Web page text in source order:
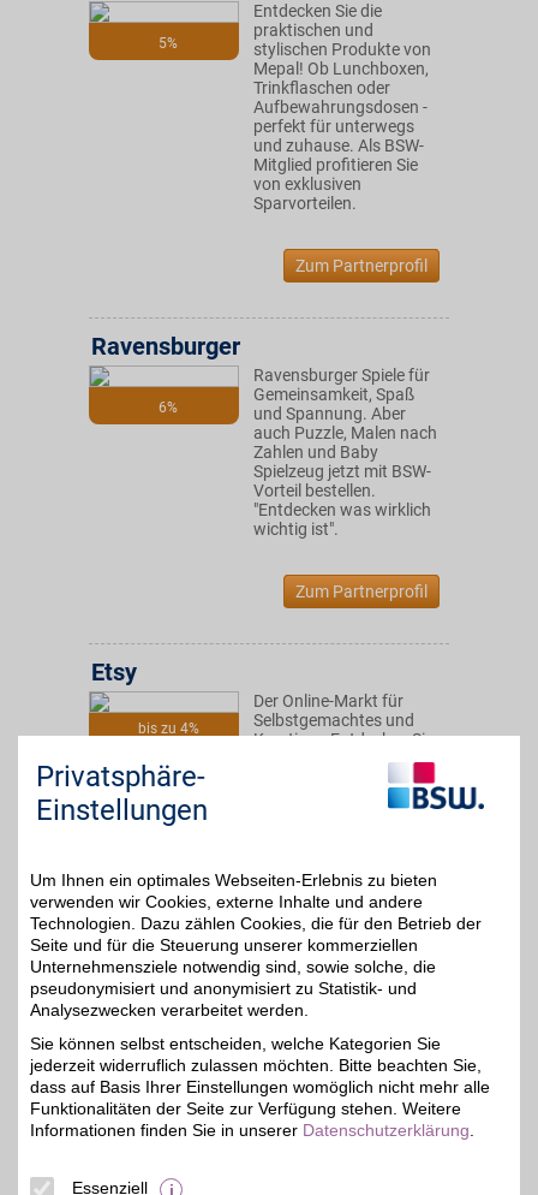
5%
Entdecken Sie die
praktischen und
stylischen Produkte von
Mepal! Ob Lunchboxen,
Trinkflaschen oder
Aufbewahrungsdosen -
perfekt für unterwegs
und zuhause. Als BSW-
Mitglied profitieren Sie
von exklusiven
Sparvorteilen.
Zum Partnerprofil
6%
Ravensburger
Ravensburger Spiele für
Gemeinsamkeit, Spaß
und Spannung. Aber
auch Puzzle, Malen nach
Zahlen und Baby
Spielzeug jetzt mit BSW-
Vorteil bestellen.
"Entdecken was wirklich
wichtig ist".
Zum Partnerprofil
bis zu 4%
Etsy
Der Online-Markt für
Selbstgemachtes und
Kreatives: Entdecken Sie
handgefertigte Unikate
und kreative Designs aus
nutzen!
Zum Partnerprofil
Lieblingsfoto.de
Haarscharfe
Druckqualität auf
verschiedensten
Untergründen zum
kleinen Preis. Stöbern Sie
durch die Kategorien und
Privatsphäre-
Einstellungen
Um Ihnen ein optimales Webseiten-Erlebnis zu bieten
verwenden wir Cookies, externe Inhalte und andere
Technologien. Dazu zählen Cookies, die für den Betrieb der
Seite und für die Steuerung unserer kommerziellen
Unternehmensziele notwendig sind, sowie solche, die
pseudonymisiert und anonymisiert zu Statistik- und
Analysezwecken verarbeitet werden.
Sie können selbst entscheiden, welche Kategorien Sie
jederzeit widerruflich zulassen möchten. Bitte beachten Sie,
dass auf Basis Ihrer Einstellungen womöglich nicht mehr alle
Funktionalitäten der Seite zur Verfügung stehen. Weitere
Informationen finden Sie in unserer Datenschutzerklärung
Essenziell